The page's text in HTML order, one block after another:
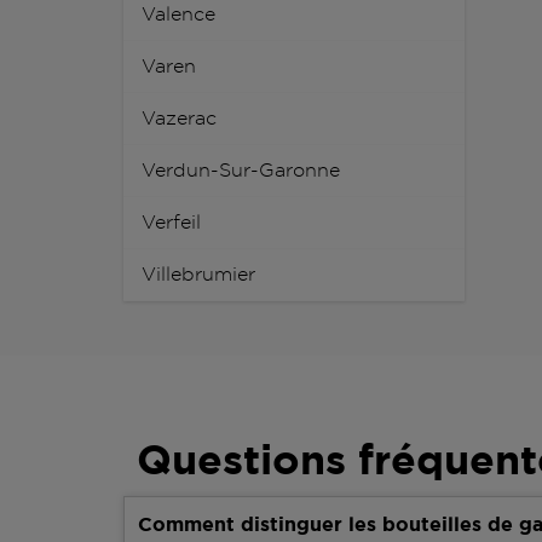
Valence
Varen
Vazerac
Verdun-Sur-Garonne
Verfeil
Villebrumier
Questions
Comment distinguer les bouteilles de